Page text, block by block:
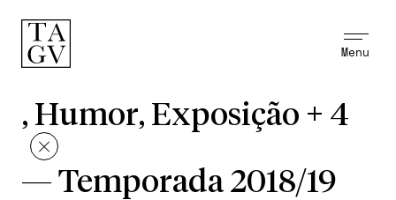
Menu
, Humor, Exposição + 4
— Temporada 2018/19